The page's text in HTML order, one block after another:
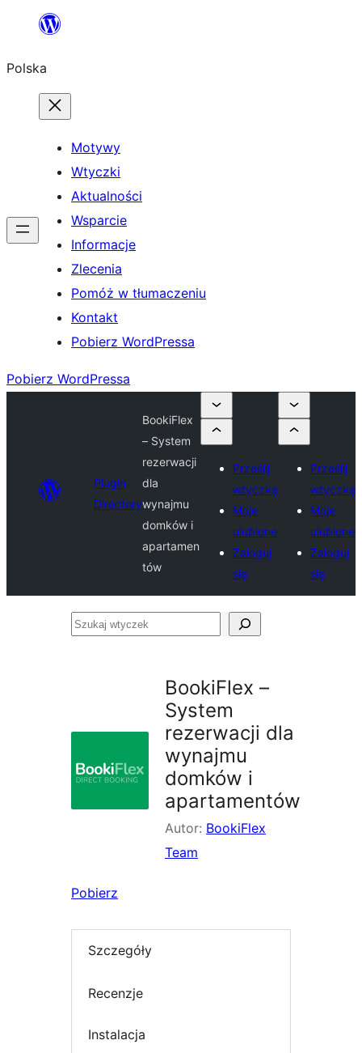
Przejdź
treści
Polska
Motywy
Wtyczki
Aktualności
Wsparcie
Informacje
Zlecenia
Pomóż w tłumaczeniu
Kontakt
Pobierz WordPressa
Pobierz WordPressa
Plugin
Directory
BookiFlex
– System
rezerwacji
dla
wynajmu
domków i
apartamen
tów
Prześlij
wtyczkę
Moje
ulubione
Zaloguj
się
Prześlij
wtyczkę
Moje
ulubione
Zaloguj
się
Szukaj
BookiFlex –
System
rezerwacji dla
wynajmu
domków i
apartamentów
Autor: BookiFlex
Team
Pobierz
Szczegóły
Recenzje
Instalacja